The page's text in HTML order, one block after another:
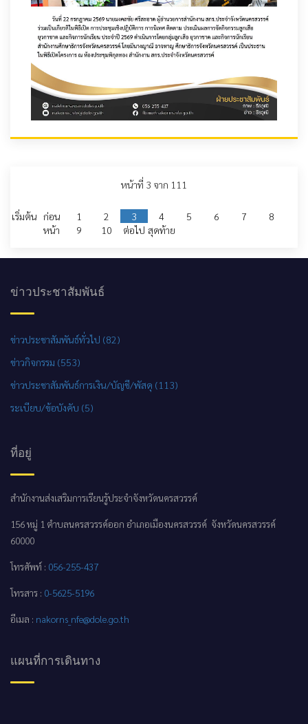
หน้าที่ 3 จาก 111
เริ่มต้น ก่อน
หน้า
1 2 3 4 5 6 7
8
9
10 ต่อไป สุดท้าย
ข่าวประชาสัมพันธ์
ข่าวประชาสัมพันธ์ทั่วไป (82)
ข่าวกิจกรรม (553)
ข่าวประชาสัมพันธ์การเงิน/บัญชี/พัสดุ (113)
ระเบียบ/ข้อบังคับ (5)
ที่อยู่
สำนักงานส่งเสริมการเรียนรู้ประจำจังหวัดนครสวรรค์
156 หมู่ 1 ตำบลนครสวรรค์ออก อำเภอเมืองนครสวรรค์ จังหวัดนครสวรรค์
60000
โทรศัพท์ : 056-255-437
โทรสาร : 0-5625-5196
อีเมล : nakorns_nfe@dole.go.th
แผนที่การเดินทาง